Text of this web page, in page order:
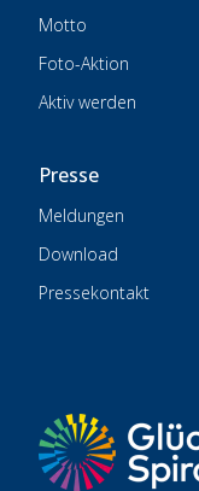
Motto
Foto-Aktion
Aktiv werden
Presse
Meldungen
Download
Pressekontakt